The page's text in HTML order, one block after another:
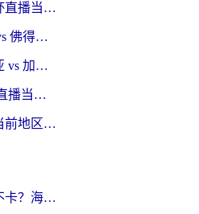
在海外看咪咕视频世界杯直播当前IP受限制？这篇指南帮你搞定所有体育赛事观看难题
在国外看世界杯西班牙 vs 佛得角无法播放？这篇指南帮你解锁所有中文体育直播
在海外看世界杯哥伦比亚 vs 加纳当前IP受限制？这篇指南帮你流畅看中文解说赛事
在越南看CCTV5世界杯直播当前IP受限制？海外党体育观赛终极指南来了
在日本看央视频世界杯当前地区不可播放？海外党体育观赛终极指南
在欧洲打魔兽世界如何不卡？海外玩家的国服游戏加速终极攻略